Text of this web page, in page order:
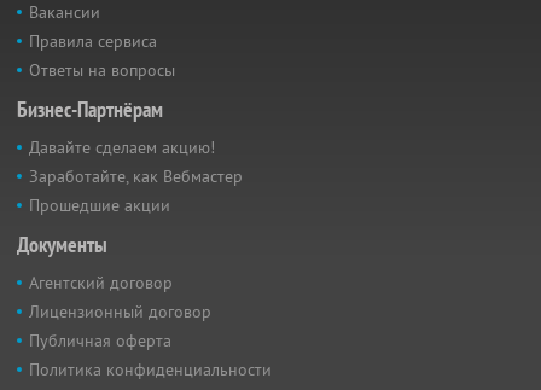
Вакансии
Правила сервиса
Ответы на вопросы
Бизнес-Партнёрам
Давайте сделаем акцию!
Заработайте, как Вебмастер
Прошедшие акции
Документы
Агентский договор
Лицензионный договор
Публичная оферта
Политика конфиденциальности